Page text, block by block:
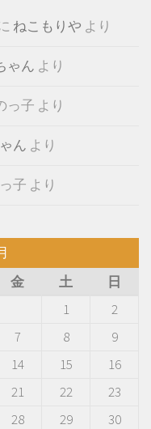
ねこもりや より
ゃん より
っ子 より
ん より
子 より
金 土
日
1
2
7 8
9
14 15
16
21 22
23
28 29
30